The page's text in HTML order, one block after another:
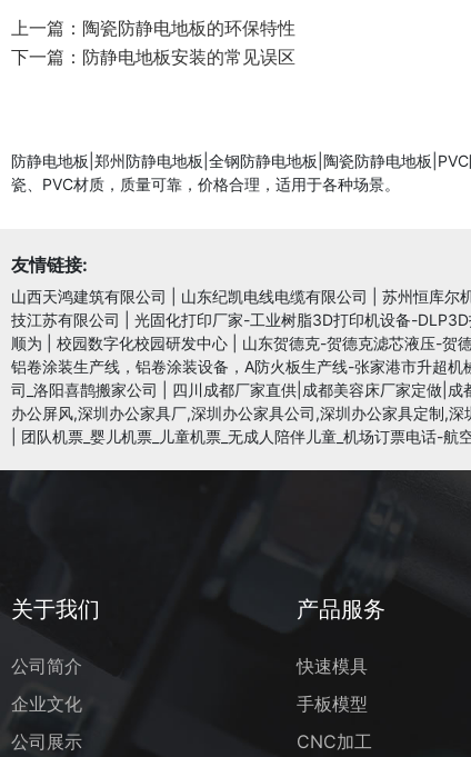
上一篇： 陶瓷防静电地板的环保特性
下一篇： 防静电地板安装的常见误区
防静电地板|郑州防静电地板|全钢防静电地板|陶瓷防静电地板
瓷、PVC材质，质量可靠，价格合理，适用于各种场景。
友情链接:
山西天鸿建筑有限公司 山东纪凯电线电缆有限公司 苏州恒库尔
技江苏有限公司
光固化打印厂家-工业树脂3D打印机设备-
顺为
校园数字化校园研发中心 山东贺德克-贺德克滤芯液压-贺
铝卷涂装生产线，铝卷涂装设备，A防火板生产线-张家港市升超机
司_洛阳喜鹊搬家公司
四川成都厂家直供|成都美容床厂家定做|
办公屏风,深圳办公家具厂,深圳办公家具公司,深圳办公家具定制,深
团队机票_婴儿机票_儿童机票_无成人陪伴儿童_机场订票电话-航
关于我们
公司简介
企业文化
公司展示
产品服务
快速模具
手板模型
CNC加工